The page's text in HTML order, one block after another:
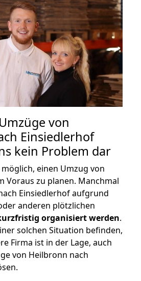
von
Einsiedlerhof
kein Problem dar
einen Umzug von
Voraus zu planen. Manchmal
Einsiedlerhof aufgrund
anderen plötzlichen
organisiert werden.
solchen Situation befinden,
Firma ist in der Lage, auch
von Heilbronn nach